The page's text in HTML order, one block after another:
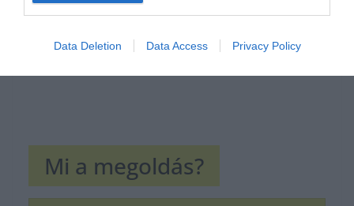
Data Deletion Data Access Privacy Policy
Mi a megoldás?